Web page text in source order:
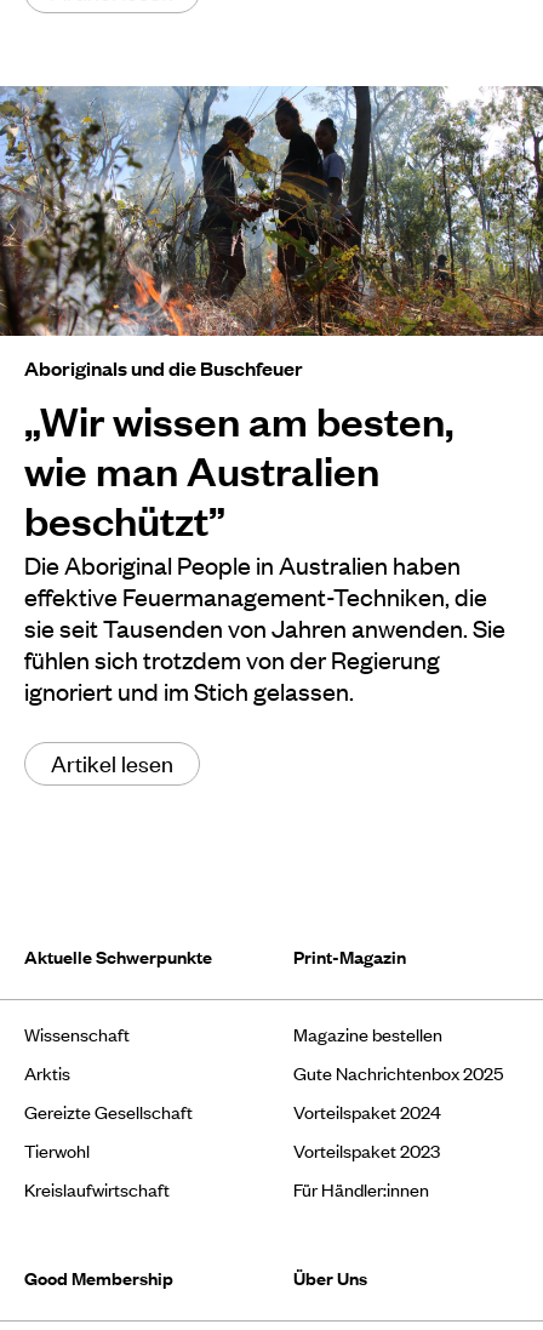
Aboriginals und die Buschfeuer
„Wir wissen am besten,
wie man Australien
beschützt”
Die Aboriginal People in Australien haben
effektive Feuermanagement-Techniken, die
sie seit Tausenden von Jahren anwenden. Sie
fühlen sich trotzdem von der Regierung
ignoriert und im Stich gelassen.
Artikel lesen
Aktuelle Schwerpunkte
Wissenschaft
Arktis
Gereizte Gesellschaft
Tierwohl
Kreislaufwirtschaft
Print-Magazin
Magazine bestellen
Gute Nachrichtenbox 2025
Vorteilspaket 2024
Vorteilspaket 2023
Für Händler:innen
Good Membership Über Uns